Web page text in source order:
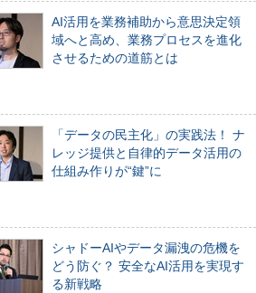
AI活用を業務補助から意思決定領
域へと高め、業務プロセスを進化
させるための道筋とは
「データの民主化」の実践法！ ナ
レッジ提供と自律的データ活用の
仕組み作りが“鍵”に
シャドーAIやデータ漏洩の危機を
どう防ぐ？ 安全なAI活用を実現す
る新戦略